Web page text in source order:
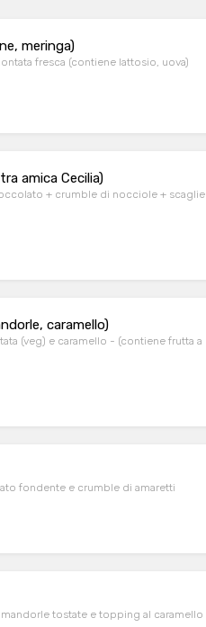
meringa)
fresca (contiene lattosio, uova)
amica Cecilia)
+ crumble di nocciole + scaglie
caramello)
frutta a
fondente e crumble di amaretti
tostate e topping al caramello